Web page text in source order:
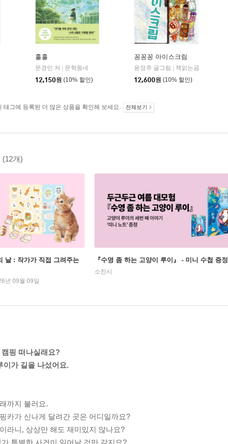
훌훌
문경민 저
문학동네
12,150원 (10% 할인)
꽁꽁꽁 아이스크림
윤정주 글그림
책읽는곰
12,600원 (10% 할인)
태그에 등록된 더 많은 상품을 확인해 보세요. 전체보기
(12개)
날 : 작가가 직접 그려주는
년 09월 09일
『수영 좀 하는 고양이 루이』 - 미니 수첩 증정
소진시
핑 떠나실래요?
이가 길을 나섰어요.
까지 불러요.
카가 신나게 달려간 곳은 어디일까요?
라니, 상상만 해도 재미있지 않나요?